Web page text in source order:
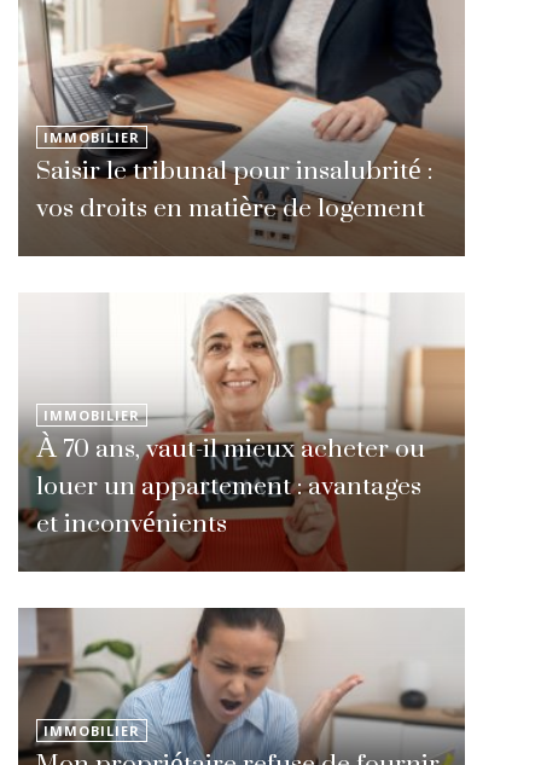
IMMOBILIER
Saisir le tribunal pour insalubrité :
vos droits en matière de logement
IMMOBILIER
À 70 ans, vaut-il mieux acheter ou
louer un appartement : avantages
et inconvénients
IMMOBILIER